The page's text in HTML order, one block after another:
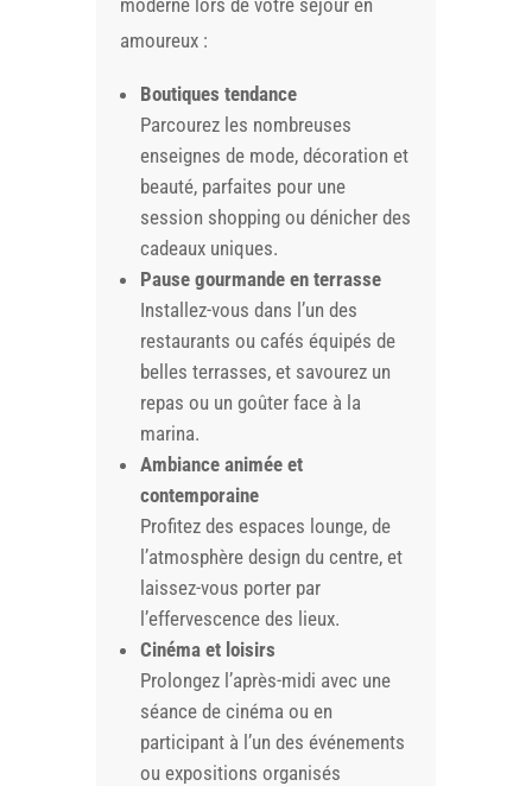
amoureux :
Boutiques tendance
Parcourez les nombreuses
enseignes de mode, décoration et
beauté, parfaites pour une
session shopping ou dénicher des
cadeaux uniques.
Pause gourmande en terrasse
Installez-vous dans l’un des
restaurants ou cafés équipés de
belles terrasses, et savourez un
repas ou un goûter face à la
marina.
Ambiance animée et
contemporaine
Profitez des espaces lounge, de
l’atmosphère design du centre, et
laissez-vous porter par
l’effervescence des lieux.
Cinéma et loisirs
Prolongez l’après-midi avec une
séance de cinéma ou en
participant à l’un des événements
ou expositions organisés